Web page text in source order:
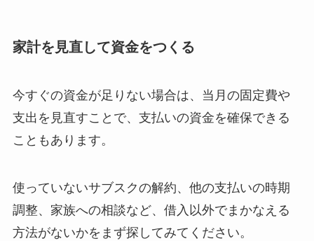
家計を見直して資金をつくる
今すぐの資金が足りない場合は、当月の固定費や
支出を見直すことで、支払いの資金を確保できる
こともあります。
使っていないサブスクの解約、他の支払いの時期
調整、家族への相談など、借入以外でまかなえる
方法がないかをまず探してみてください。